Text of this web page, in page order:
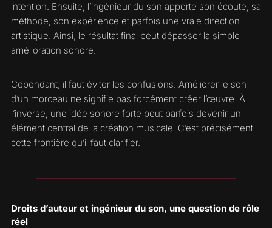
intention. Ensuite, l’ingénieur du son apporte son écoute, sa
méthode, son expérience et parfois une vraie direction
artistique. Ainsi, le résultat final peut dépasser la simple
amélioration sonore.
Cependant, il faut éviter les confusions. Améliorer le son
d’un morceau ne signifie pas forcément créer l’œuvre. À
l’inverse, une idée sonore forte peut parfois devenir un
élément central de la création musicale. C’est précisément
cette frontière qu’il faut clarifier.
Droits d’auteur et ingénieur du son, une question de rôle
réel